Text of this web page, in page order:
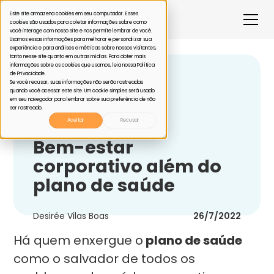
Este site armazena cookies em seu computador. Esses
cookies são usados para coletar informações sobre como
você interage com nosso site e nos permite lembrar de você.
Usamos essas informações para melhorar e personalizar sua
experiência e para análises e métricas sobre nossos visitantes,
tanto nesse site quanto em outras mídias. Para obter mais
informações sobre os cookies que usamos, leia nossa Política
de Privacidade.
Se você recusar, suas informações não serão rastreadas
quando você acessar este site. Um cookie simples será usado
em seu navegador para lembrar sobre sua preferência de não
ser rastreado.
Aceitar
Recusar
Voltar
Saúde corporativa
Bem-estar
corporativo além do
plano de saúde
Desirée Vilas Boas 26/7/2022
Há quem enxergue o plano de saúde
como o salvador de todos os